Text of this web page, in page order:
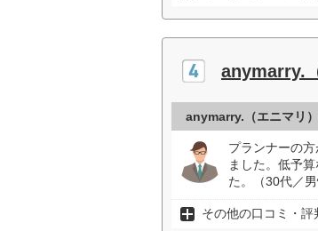
anymarry.
anymarry.（エニマリ
プランナーの
ました。低予
た。（30代／男
その他の口コミ・評